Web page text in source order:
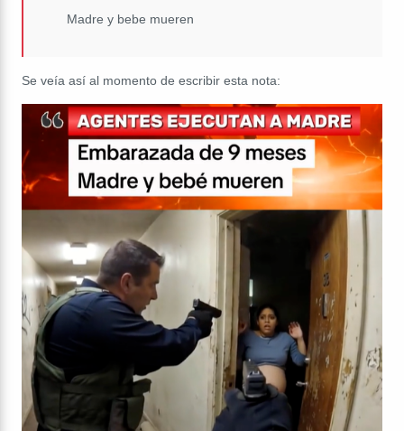
Madre y bebe mueren
Se veía así al momento de escribir esta nota: